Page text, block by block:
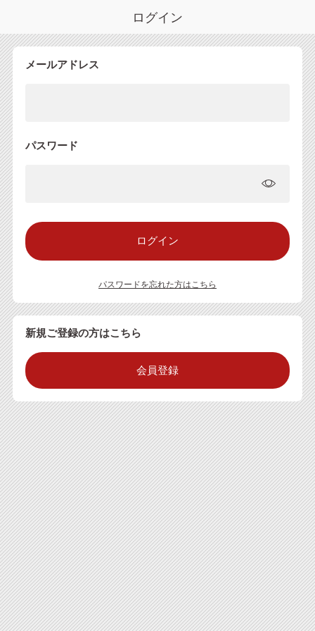
ログイン
メールアドレス
パスワード
パスワードを忘れた方はこちら
新規ご登録の方はこちら
会員登録